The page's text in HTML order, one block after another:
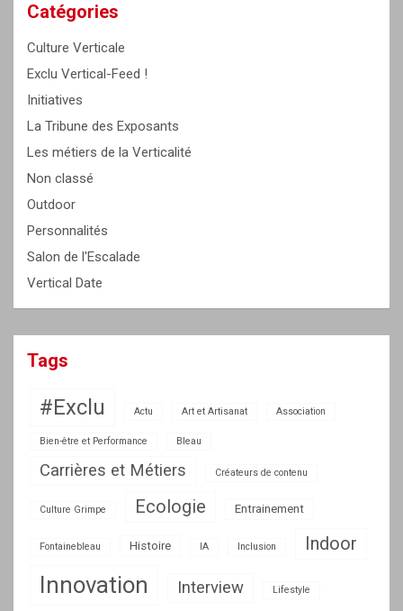
c
Catégories
Culture Verticale
Exclu Vertical-Feed !
Initiatives
La Tribune des Exposants
Les métiers de la Verticalité
Non classé
Outdoor
Personnalités
Salon de l'Escalade
Vertical Date
Tags
#Exclu Actu Art et Artisanat Association
Bien-être et Performance Bleau
Carrières et Métiers Créateurs de contenu
Culture Grimpe Ecologie Entrainement
Fontainebleau Histoire IA Inclusion Indoor
Innovation Interview Lifestyle